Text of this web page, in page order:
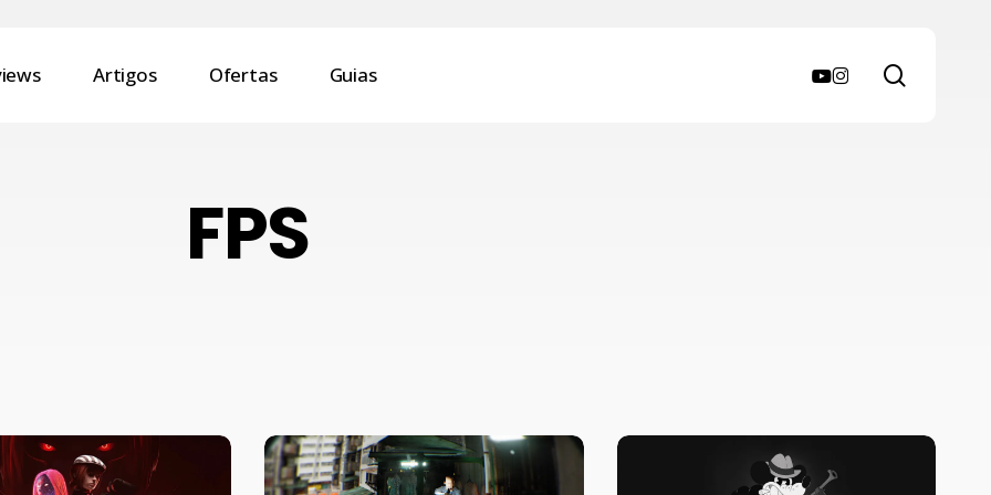
Artigos Ofertas Guias youtube
instagram
FPS
Better
Than
Review